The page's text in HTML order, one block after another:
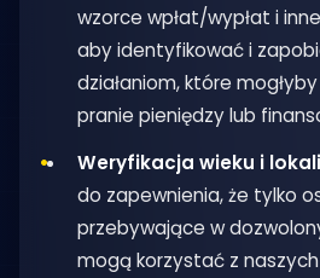
wzorce wpłat/wypłat i
aby identyfikować i
działaniom, które
pranie pieniędzy lub
Weryfikacja wieku i
do zapewnienia, że tylko
przebywające w
mogą korzystać z naszych